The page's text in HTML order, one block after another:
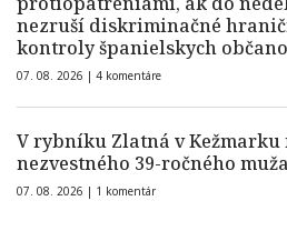
nezruší diskriminačné
kontroly španielskych
07. 08. 2026 | 4 komentáre
V rybníku Zlatná v Kežmarku
nezvestného 39-ročného muža
07. 08. 2026 | 1 komentár